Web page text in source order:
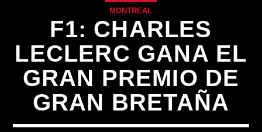
MONTREAL
F1: CHARLES
LECLERC GANA EL
GRAN PREMIO DE
GRAN BRETAÑA